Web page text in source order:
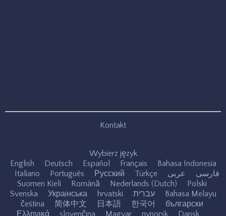
Kontakt
Wybierz język
English
Deutsch Español Français
Bahasa Indonesia
Italiano
Português Русский Türkçe فارسی
عربى
Suomen Kieli
Română Nederlands (Dutch)
Polski
Svenska
Украiнська hrvatski עברית
Bahasa Melayu
čeština
简体中文 日本語 한국어
български
Ελληνικά
slovenčina Magyar nynorsk Dansk